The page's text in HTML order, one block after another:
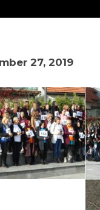
27, 2019